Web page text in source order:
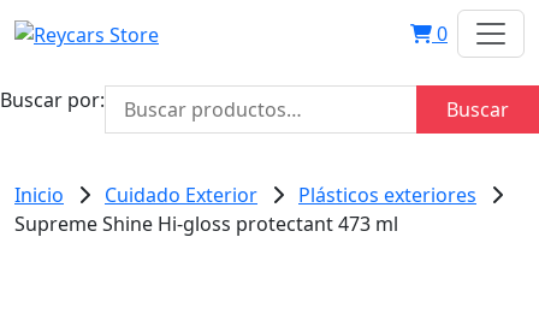
0
Buscar por: Buscar
Inicio Cuidado Exterior
Plásticos exteriores
Supreme Shine Hi-gloss protectant 473 ml